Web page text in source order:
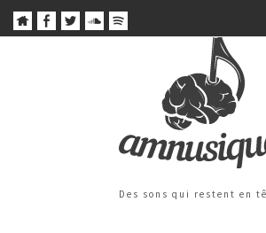
Des sons qui restent en